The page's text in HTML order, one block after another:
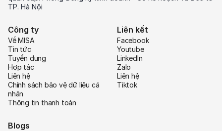
TP. Hà Nội
Công ty
Về MISA
Tin tức
Tuyển dụng
Hợp tác
Liên hệ
Chính sách bảo vệ dữ liệu cá
nhân
Thông tin thanh toán
Liên kết
Facebook
Youtube
LinkedIn
Zalo
Liên hệ
Tiktok
Blogs